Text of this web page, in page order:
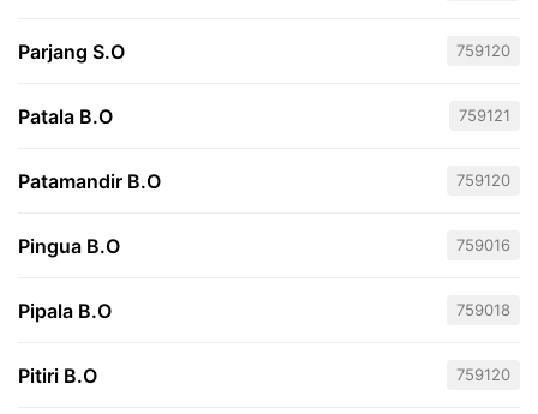
Parjang S.O 759120
Patala B.O 759121
Patamandir B.O 759120
Pingua B.O 759016
Pipala B.O 759018
Pitiri B.O 759120